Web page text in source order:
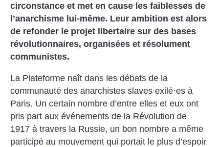
circonstance et met en cause les faiblesses de
l’anarchisme lui-même. Leur ambition est alors
de refonder le projet libertaire sur des bases
révolutionnaires, organisées et résolument
communistes.
La Plateforme naît dans les débats de la
communauté des anarchistes slaves exilé·es à
Paris. Un certain nombre d’entre elles et eux ont
pris part aux événements de la Révolution de
1917 à travers la Russie, un bon nombre a même
participé au mouvement qui portait le plus d’espoir